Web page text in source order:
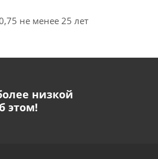
не менее 25 лет
низкой
этом!